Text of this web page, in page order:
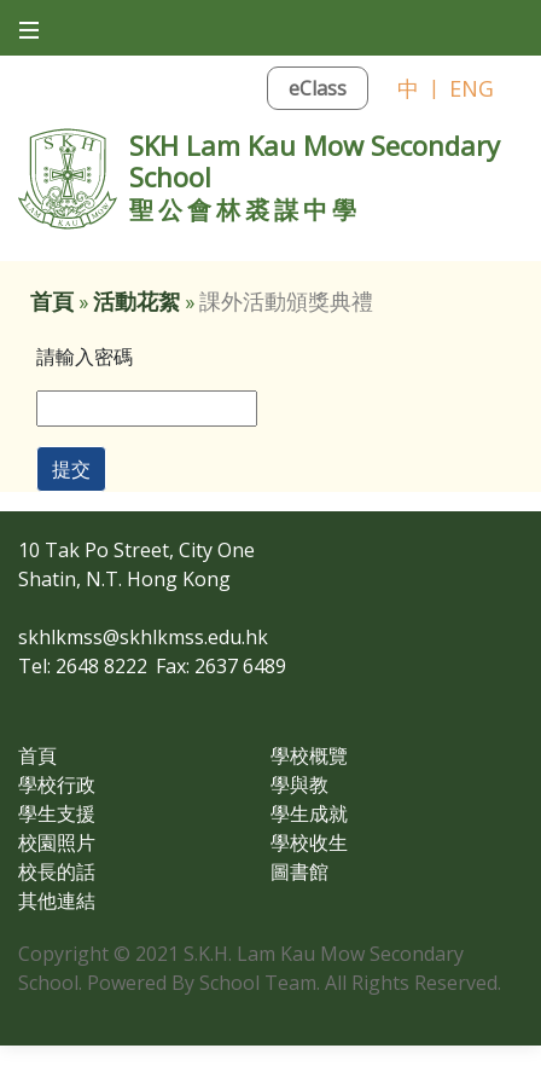
eClass 中 | ENG
SKH Lam Kau Mow Secondary
School
聖公會林裘謀中學
首頁 »活動花絮 »課外活動頒獎典禮
請輸入密碼
提交
10 Tak Po Street, City One
Shatin, N.T. Hong Kong
skhlkmss@skhlkmss.edu.hk
Tel: 2648 8222 Fax: 2637 6489
首頁
學校概覽
學校行政
學與教
學生支援
學生成就
校園照片
學校收生
校長的話
圖書館
其他連結
Copyright © 2021 S.K.H. Lam Kau Mow Secondary
School. Powered By School Team. All Rights Reserved.